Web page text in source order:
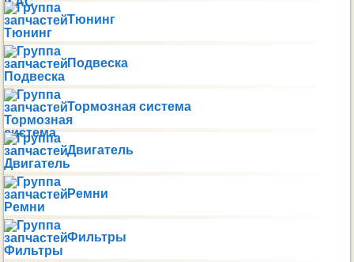
Тюнинг
Подвеска
Тормозная система
Двигатель
Ремни
Фильтры